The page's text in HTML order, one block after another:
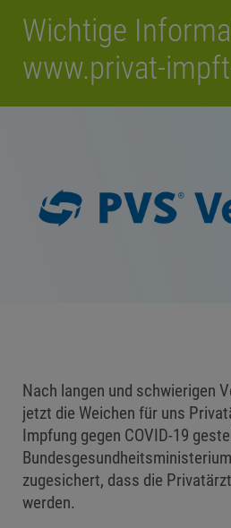
Wichtige
www.privat-
Nach langen und schwierigen
jetzt die Weichen für uns
Impfung gegen COVID-19
zugesichert, dass die
werden.